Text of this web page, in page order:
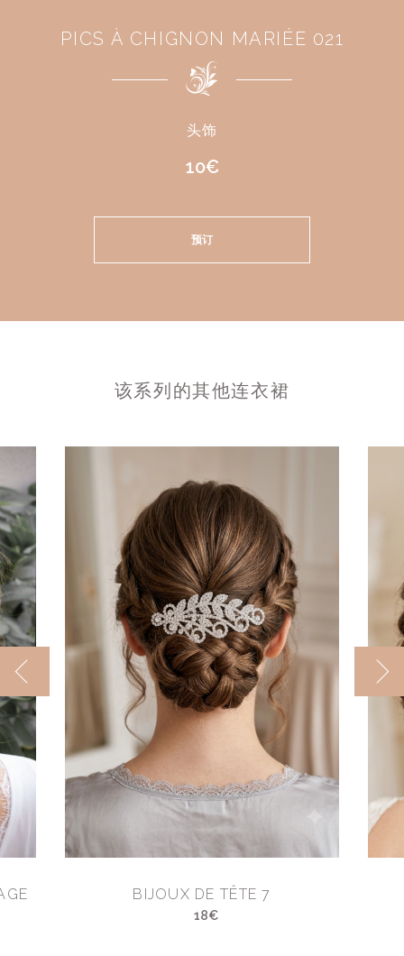
PICS À CHIGNON MARIÉE 021
头饰
10€
预订
该系列的其他连衣裙
BIJOUX DE TÊTE 7
18€